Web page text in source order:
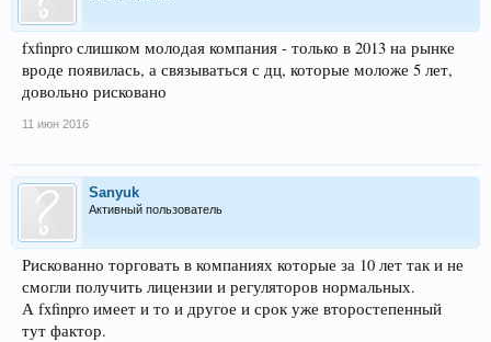
fxfinpro слишком молодая компания - только в 2013 на рынке
вроде появилась, а связываться с дц, которые моложе 5 лет,
довольно рисковано
11 июн 2016
Sanyuk
Активный пользователь
Рискованно торговать в компаниях которые за 10 лет так и не
смогли получить лицензии и регуляторов нормальных.
А fxfinpro имеет и то и другое и срок уже второстепенный
тут фактор.